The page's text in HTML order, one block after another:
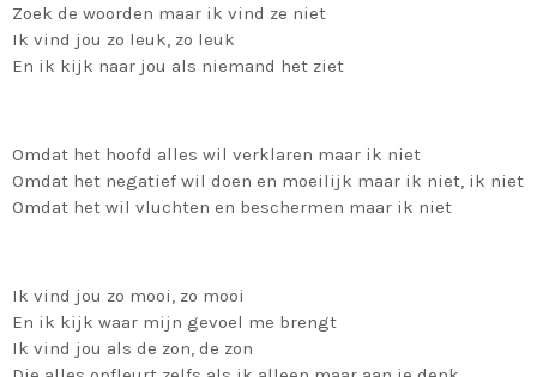
Zoek de woorden maar ik vind ze niet
Ik vind jou zo leuk, zo leuk
En ik kijk naar jou als niemand het ziet
Omdat het hoofd alles wil verklaren maar ik niet
Omdat het negatief wil doen en moeilijk maar ik niet, ik niet
Omdat het wil vluchten en beschermen maar ik niet
Ik vind jou zo mooi, zo mooi
En ik kijk waar mijn gevoel me brengt
Ik vind jou als de zon, de zon